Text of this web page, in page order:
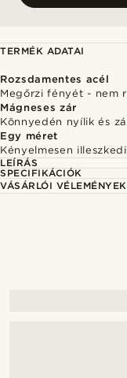
TERMÉK ADATAI
Rozsdamentes acél
Megőrzi fényét - nem
Mágneses zár
Könnyedén nyílik és
Egy méret
Kényelmesen
LEÍRÁS
SPECIFIKÁCIÓK
VÁSÁRLÓI VÉLEMÉNYEK